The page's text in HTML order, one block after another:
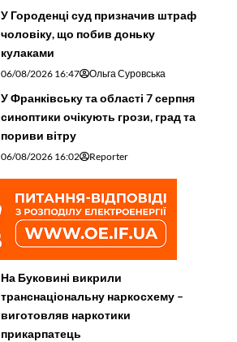
У Городенці суд призначив штраф
чоловіку, що побив доньку
кулаками
06/08/2026 16:47 Ольга Суровська
У Франківську та області 7 серпня
синоптики очікують грози, град та
пориви вітру
06/08/2026 16:02 Reporter
На Буковині викрили
транснаціональну наркосхему –
виготовляв наркотики
прикарпатець